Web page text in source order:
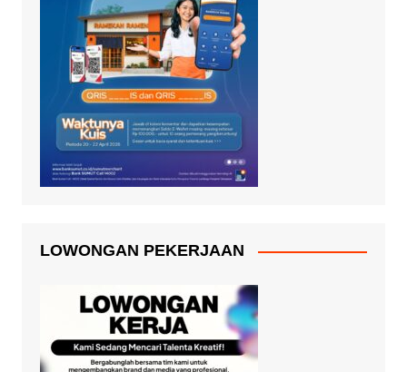
LOWONGAN PEKERJAAN